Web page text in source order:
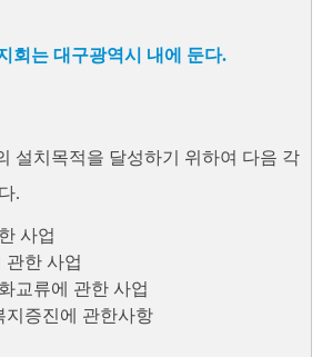
회는 대구광역시 내에 둔다.
설치목적을 달성하기 위하여 다음 각
.
사업
관한 사업
교류에 관한 사업
지증진에 관한사항